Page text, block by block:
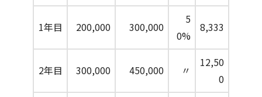
1年目 200,000 300,000
5
0%
8,333
2年目 300,000 450,000 〃
12,50
0